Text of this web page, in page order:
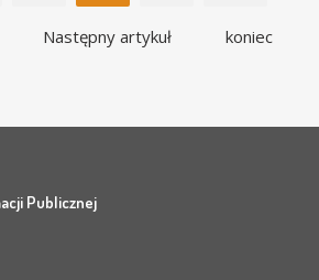
Następny artykuł koniec
Publicznej